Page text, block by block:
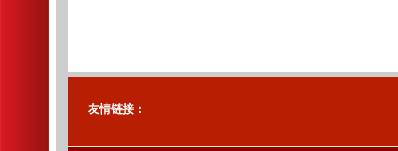
友情链接：